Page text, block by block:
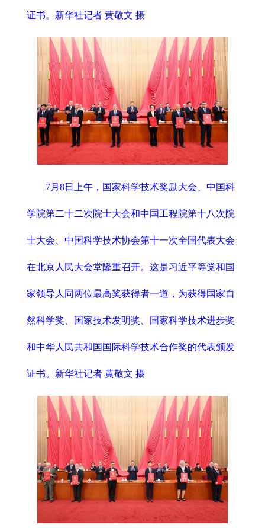
证书。新华社记者 黄敬文 摄
7月8日上午，国家科学技术奖励大会、中国科
学院第二十二次院士大会和中国工程院第十八次院
士大会、中国科学技术协会第十一次全国代表大会
在北京人民大会堂隆重召开。这是习近平等党和国
家领导人同两位最高奖获得者一道，为获得国家自
然科学奖、国家技术发明奖、国家科学技术进步奖
和中华人民共和国国际科学技术合作奖的代表颁发
证书。新华社记者 黄敬文 摄